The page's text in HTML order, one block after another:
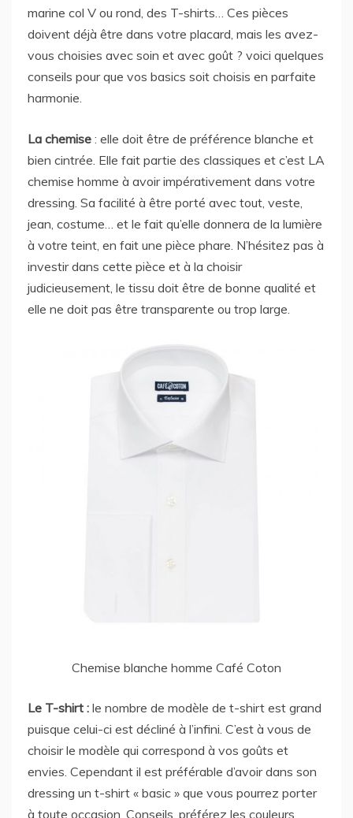
marine col V ou rond, des T-shirts… Ces pièces
doivent déjà être dans votre placard, mais les avez-
vous choisies avec soin et avec goût ? voici quelques
conseils pour que vos basics soit choisis en parfaite
harmonie.
La chemise : elle doit être de préférence blanche et
bien cintrée. Elle fait partie des classiques et c’est LA
chemise homme à avoir impérativement dans votre
dressing. Sa facilité à être porté avec tout, veste,
jean, costume… et le fait qu’elle donnera de la lumière
à votre teint, en fait une pièce phare. N’hésitez pas à
investir dans cette pièce et à la choisir
judicieusement, le tissu doit être de bonne qualité et
elle ne doit pas être transparente ou trop large.
Chemise blanche homme Café Coton
Le T-shirt : le nombre de modèle de t-shirt est grand
puisque celui-ci est décliné à l’infini. C’est à vous de
choisir le modèle qui correspond à vos goûts et
envies. Cependant il est préférable d’avoir dans son
dressing un t-shirt « basic » que vous pourrez porter
à toute occasion. Conseils, préférez les couleurs